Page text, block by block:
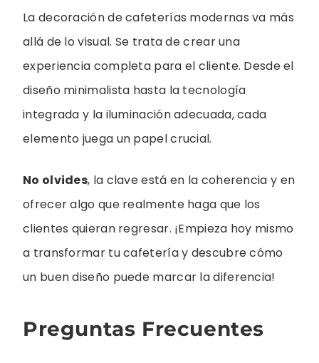
La decoración de cafeterías modernas va más
allá de lo visual. Se trata de crear una
experiencia completa para el cliente. Desde el
diseño minimalista hasta la tecnología
integrada y la iluminación adecuada, cada
elemento juega un papel crucial.
No olvides, la clave está en la coherencia y en
ofrecer algo que realmente haga que los
clientes quieran regresar. ¡Empieza hoy mismo
a transformar tu cafetería y descubre cómo
un buen diseño puede marcar la diferencia!
Preguntas Frecuentes